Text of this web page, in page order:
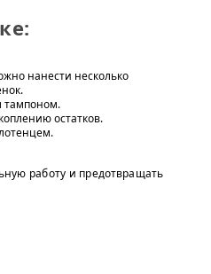
нанести несколько
тампоном.
остатков.
работу и предотвращать